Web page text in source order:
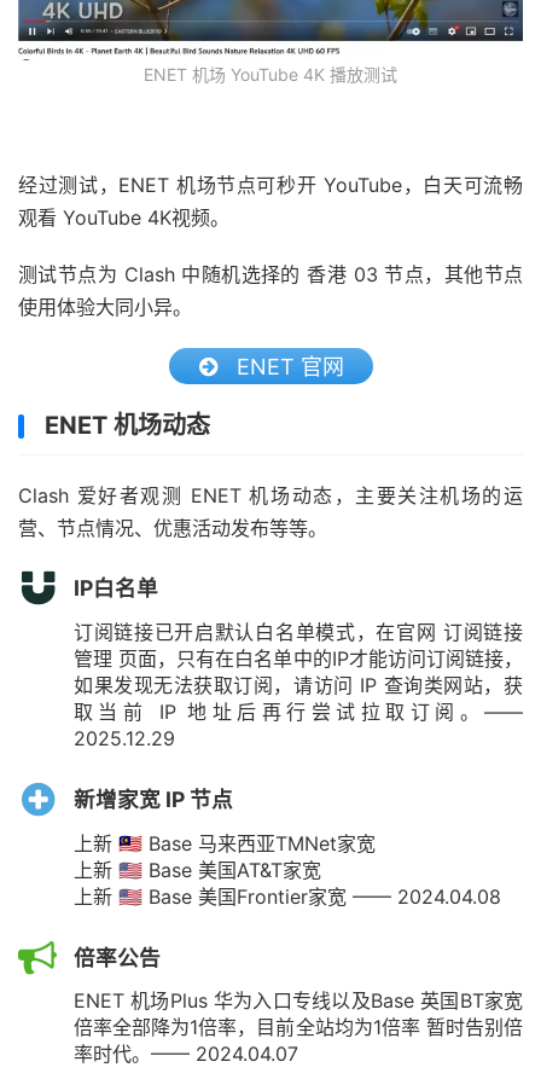
ENET 机场 YouTube 4K 播放测试
经过测试，ENET 机场节点可秒开 YouTube，白天可流畅
观看 YouTube 4K视频。
测试节点为 Clash 中随机选择的 香港 03 节点，其他节点
使用体验大同小异。
ENET 官网
ENET 机场动态
Clash 爱好者观测 ENET 机场动态，主要关注机场的运
营、节点情况、优惠活动发布等等。
IP白名单
订阅链接已开启默认白名单模式，在官网 订阅链接
管理 页面，只有在白名单中的IP才能访问订阅链接，
如果发现无法获取订阅，请访问 IP 查询类网站，获
取当前 IP 地址后再行尝试拉取订阅。——
2025.12.29
新增家宽 IP 节点
上新 🇲🇾 Base 马来西亚TMNet家宽
上新 🇺🇸 Base 美国AT&T家宽
上新 🇺🇸 Base 美国Frontier家宽 —— 2024.04.08
倍率公告
ENET 机场Plus 华为入口专线以及Base 英国BT家宽
倍率全部降为1倍率，目前全站均为1倍率 暂时告别倍
率时代。—— 2024.04.07